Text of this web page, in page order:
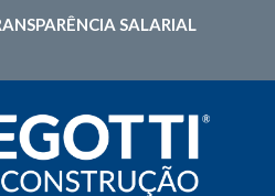
SALARIAL